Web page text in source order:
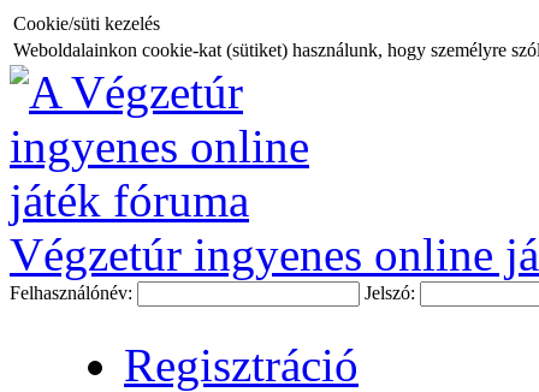
Cookie/süti kezelés
Weboldalainkon cookie-kat (sütiket) használunk, hogy személyre
Végzetúr ingyenes online
Felhasználónév: Jelszó:
Regisztráció